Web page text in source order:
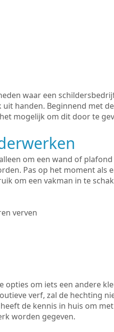
waar een
handen. Beginnend met de
mogelijk om dit door te
om een wand of
Pas op het moment als
om een vakman in te
verven
opties om iets een andere
verf, zal de hechting
de kennis in huis om
worden gegeven.